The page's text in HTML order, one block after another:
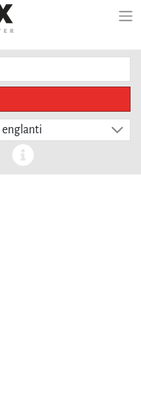
englanti